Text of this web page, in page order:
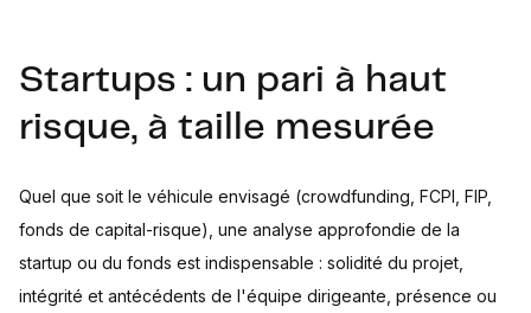
Startups : un pari à haut
risque, à taille mesurée
Quel que soit le véhicule envisagé (crowdfunding, FCPI, FIP,
fonds de capital-risque), une analyse approfondie de la
startup ou du fonds est indispensable : solidité du projet,
intégrité et antécédents de l'équipe dirigeante, présence ou